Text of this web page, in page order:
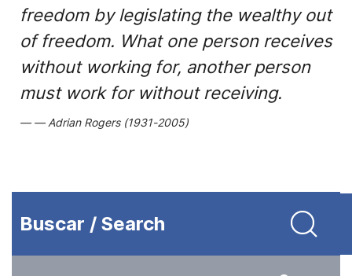
freedom by legislating the wealthy out
of freedom. What one person receives
without working for, another person
must work for without receiving.
Adrian Rogers (1931-2005)
Buscar / Search